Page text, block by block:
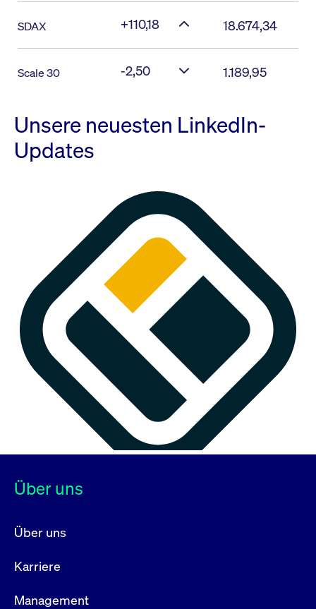
SDAX +110,18 18.674,34
Scale 30 -2,50 1.189,95
Unsere neuesten LinkedIn-
Updates
Über uns
Über uns
Karriere
Management